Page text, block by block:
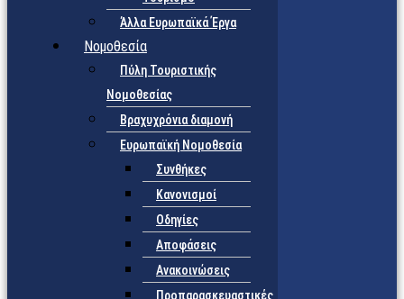
Άλλα Ευρωπαϊκά Έργα
Νομοθεσία
Πύλη Τουριστικής
Νομοθεσίας
Βραχυχρόνια διαμονή
Ευρωπαϊκή Νομοθεσία
Συνθήκες
Κανονισμοί
Οδηγίες
Αποφάσεις
Ανακοινώσεις
Προπαρασκευαστικές